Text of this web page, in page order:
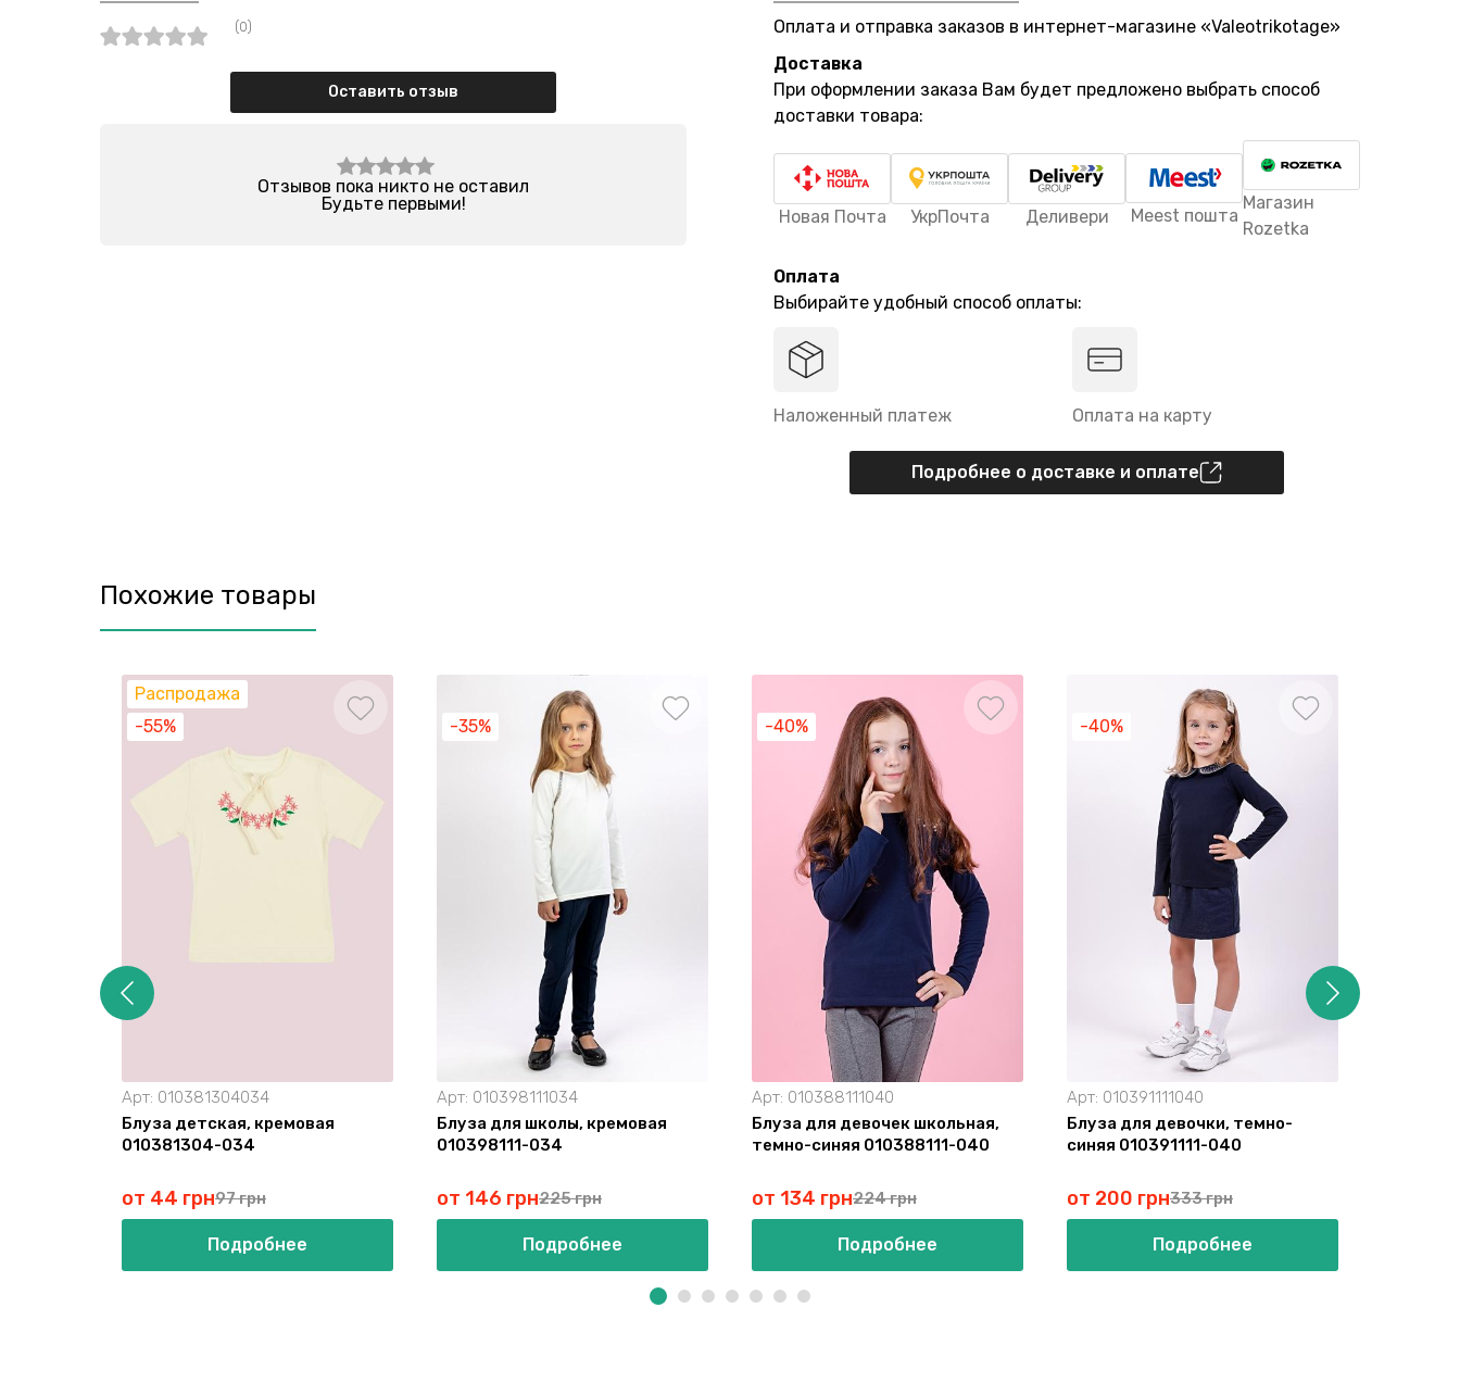
(0)
Оставить отзыв
Отзывов пока никто не оставил
Будьте первыми!
Оплата и отправка заказов в интернет-магазине «Valeotrikotage»
Доставка
При оформлении заказа Вам будет предложено выбрать способ
доставки товара:
Новая Почта УкрПочта Деливери Meest пошта
Магазин
Rozetka
Оплата
Выбирайте удобный способ оплаты:
Наложенный платеж Оплата на карту
Подробнее о доставке и оплате
Похожие товары
Распродажа
-55%
Арт: 010381304034
Блуза детская, кремовая
010381304-034
от 44 грн97 грн
Подробнее
-35%
Арт: 010398111034
Блуза для школы, кремовая
010398111-034
от 146 грн225 грн
Подробнее
-40%
Арт: 010388111040
Блуза для девочек школьная,
темно-синяя 010388111-040
от 134 грн224 грн
Подробнее
-40%
Арт: 010391111040
Блуза для девочки, темно-
синяя 010391111-040
от 200 грн333 грн
Подробнее